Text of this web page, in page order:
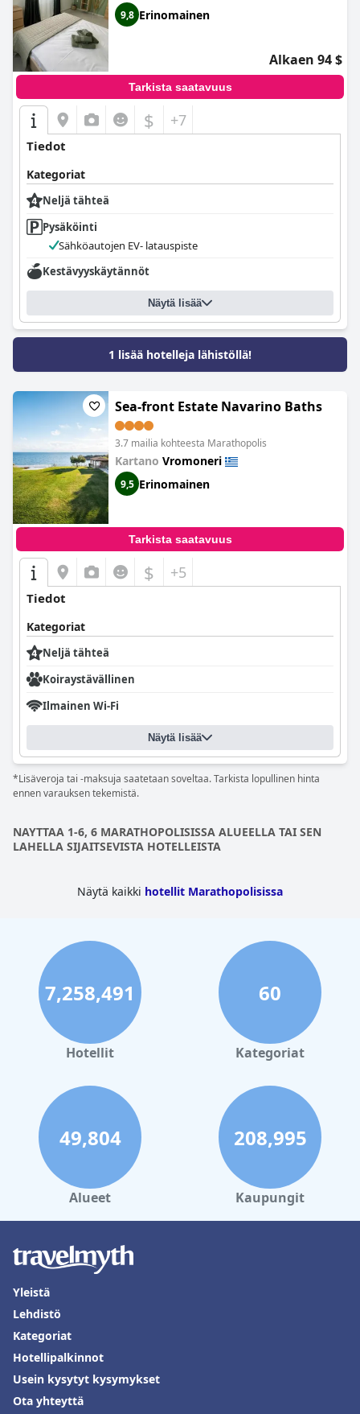
rauhallinen, oliivipuiden ympäröimä ja vain muutaman
minuutin päässä merestä. Sängyt ovat mukavat ja palvelu on
erinomaista - erityisesti Dora, ystävällinen ja avulias
henkilökunnan jäsen. Kaiken kaikkiaan
ensiluokkainen paikka, johon kannattaa ehdottomasti tutustua.
9,8 Erinomainen
Alkaen 94 $
Tarkista saatavuus
$ +7
Tiedot
Kategoriat
Neljä tähteä
Pysäköinti
Sähköautojen EV- latauspiste
Kestävyyskäytännöt
Näytä lisää
1 lisää hotelleja lähistöllä!
Sea-front Estate Navarino Baths
3.7 mailia kohteesta Marathopolis
Kartano Vromoneri
9,5 Erinomainen
Tarkista saatavuus
$ +5
Tiedot
Kategoriat
Neljä tähteä
Koiraystävällinen
Ilmainen Wi-Fi
Näytä lisää
*Lisäveroja tai -maksuja saatetaan soveltaa. Tarkista lopullinen hinta
ennen varauksen tekemistä.
NAYTTAA 1-6, 6 MARATHOPOLISISSA ALUEELLA TAI SEN
LAHELLA SIJAITSEVISTA HOTELLEISTA
Näytä kaikki hotellit Marathopolisissa
7,258,491
Hotellit
60
Kategoriat
49,804
Alueet
208,995
Kaupungit
Yleistä
Lehdistö
Kategoriat
Hotellipalkinnot
Usein kysytyt kysymykset
Ota yhteyttä